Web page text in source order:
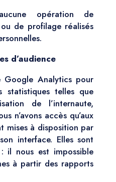
opération de
de profilage réalisés
d’audience
Analytics pour
statistiques telles que
de l’internaute,
n’avons accès qu’aux
mises à disposition par
interface. Elles sont
il nous est impossible
à partir des rapports